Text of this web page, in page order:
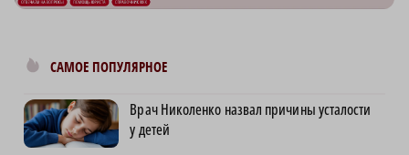
САМОЕ ПОПУЛЯРНОЕ
Врач Николенко назвал причины усталости
у детей